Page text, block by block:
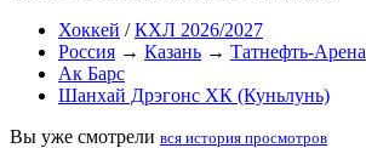
Хоккей /КХЛ 2026/2027
Россия → Казань → Татнефть-Арена
Ак Барс
Шанхай Дрэгонс ХК (Куньлунь)
Вы уже смотрели вся история просмотров